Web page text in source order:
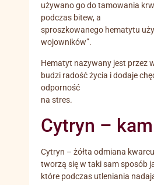
używano go do tamowania
podczas bitew, a
sproszkowanego hematytu
wojowników”.
Hematyt nazywany jest przez
budzi radość życia i dodaje
odporność
na stres.
Cytryn –
Cytryn – żółta odmiana
tworzą się w taki sam sposób
które podczas utleniania